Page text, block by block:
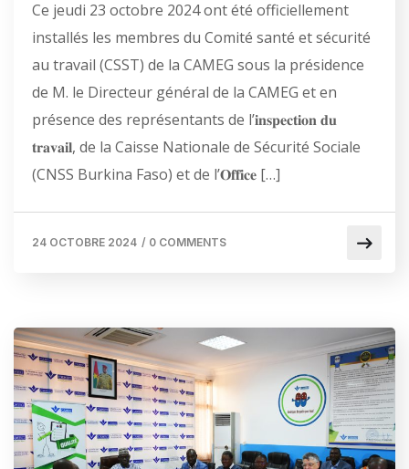
Ce jeudi 23 octobre 2024 ont été officiellement
installés les membres du Comité santé et sécurité
au travail (CSST) de la CAMEG sous la présidence
de M. le Directeur général de la CAMEG et en
présence des représentants de l’𝐢𝐧𝐬𝐩𝐞𝐜𝐭𝐢𝐨𝐧 𝐝𝐮
𝐭𝐫𝐚𝐯𝐚𝐢𝐥, de la Caisse Nationale de Sécurité Sociale
(CNSS Burkina Faso) et de l’𝐎𝐟𝐟𝐢𝐜𝐞 […]
24 OCTOBRE 2024 / 0 COMMENTS